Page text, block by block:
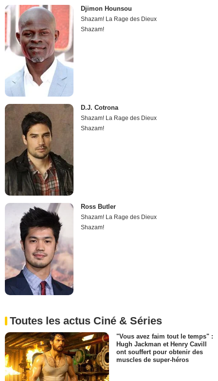
Djimon Hounsou
Shazam! La Rage des Dieux
Shazam!
D.J. Cotrona
Shazam! La Rage des Dieux
Shazam!
Ross Butler
Shazam! La Rage des Dieux
Shazam!
Toutes les actus Ciné & Séries
"Vous avez faim tout le temps" :
Hugh Jackman et Henry Cavill
ont souffert pour obtenir des
muscles de super-héros